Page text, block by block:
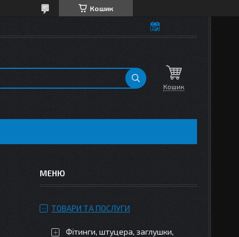
Кошик
Кошик
ТОВАРИ ТА ПОСЛУГИ
Фітинги, штуцера, заглушки,